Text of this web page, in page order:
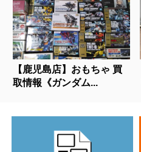
【鹿児島店】おもちゃ 買
取情報《ガンダム...